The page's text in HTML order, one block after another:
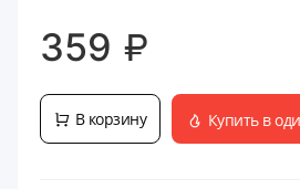
359 ₽
В корзину Купить в